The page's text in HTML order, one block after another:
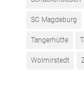
SC Magdeburg
Tangerhütte
Wolmirstedt